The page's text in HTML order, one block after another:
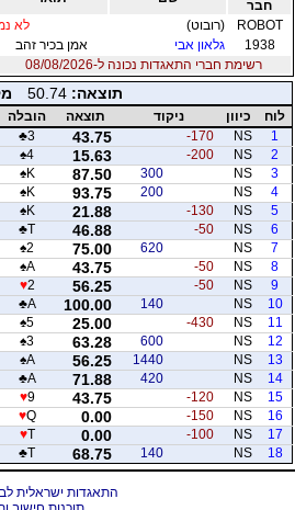
חבר
ROBOT
(רובוט)
לא
1938
גלאון אבי אמן בכיר זהב
רשימת חברי התאגדות נכונה ל-08/08/2026
תוצאה:50.74
לוח כיוון ניקוד תוצאה הובלה
1
NS
-170
43.75
♣3
2
NS
-200
15.63
♠4
3
NS
300
87.50
♠K
4
NS
200
93.75
♠K
5
NS
-130
21.88
♠K
6
NS
-50
46.88
♣T
7
NS
620
75.00
♠2
8
NS
-50
43.75
♠A
9
NS
-50
56.25
♥2
10
NS
140
100.00
♣A
11
NS
-430
25.00
♠5
12
NS
600
63.28
♠3
13
NS
1440
56.25
♠A
14
NS
420
71.88
♣A
15
NS
-120
43.75
♥9
16
NS
-150
0.00
♥Q
17
NS
-100
0.00
♥T
18
NS
140
68.75
♣T
התאגדות ישראלית לברידג' 2022 © כל